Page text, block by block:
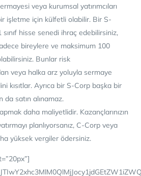
veya kurumsal yatırımcıları
işletme için külfetli olabilir. Bir S-
sınıf hisse senedi ihraç edebilirsiniz,
bireylere ve maksimum 100
Bunlar risk
veya halka arz yoluyla sermaye
kısıtlar. Ayrıca bir S-Corp başka bir
da satın alınamaz.
daha maliyetlidir. Kazançlarınızın
planlıyorsanız, C-Corp veya
yüksek vergiler ödersiniz.